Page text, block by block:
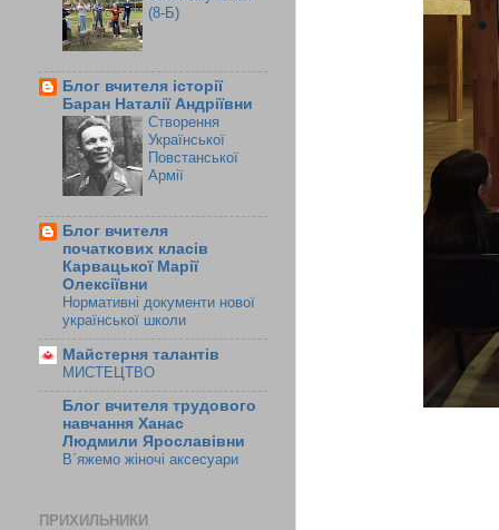
(8-Б)
Блог вчителя історії
Баран Наталії Андріївни
Створення
Української
Повстанської
Армії
Блог вчителя
початкових класів
Карвацької Марії
Олексіївни
Нормативні документи нової
української школи
Майстерня талантів
МИСТЕЦТВО
Блог вчителя трудового
навчання Ханас
Людмили Ярославівни
В`яжемо жіночі аксесуари
ПРИХИЛЬНИКИ